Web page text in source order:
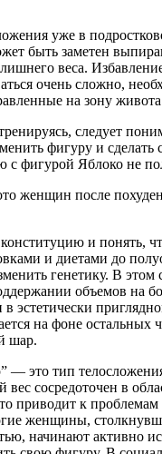
уже в
быть заметен
веса.
очень сложно,
на зону
следует
фигуру и сделать
с фигурой Яблоко не
и понять,
и диетами до
генетику. В этом
объемов на
эстетически
на фоне остальных
шар.
— это тип
сосредоточен в
приводит к проблемам
женщины,
начинают активно